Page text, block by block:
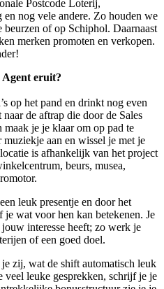
Postcode Loterij,
nog vele andere. Zo houden we
of op Schiphol. Daarnaast
merken promoten en verkopen.
Agent eruit?
op het pand en drinkt nog even
de aftrap die door de Sales
je je klaar om op pad te
aan en wissel je met je
is afhankelijk van het project
beurs, musea,
leuk presentje en door het
wat voor hen kan betekenen. Je
interesse heeft; zo werk je
of een goed doel.
je zij, wat de shift automatisch leuk
veel leuke gesprekken, schrijf je je